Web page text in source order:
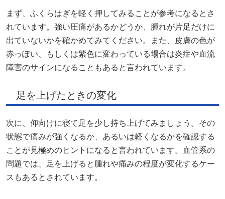
まず、ふくらはぎを軽く押してみることが参考になるとさ
れています。強い圧痛があるかどうか、腫れが片足だけに
出ていないかを確かめてみてください。また、皮膚の色が
赤っぽい、もしくは紫色に変わっている場合は炎症や血流
障害のサインになることもあると言われています。
足を上げたときの変化
次に、仰向けに寝て足を少し持ち上げてみましょう。その
状態で痛みが強くなるか、あるいは軽くなるかを確認する
ことが見極めのヒントになると言われています。血管系の
問題では、足を上げると腫れや痛みの程度が変化するケー
スもあるとされています。